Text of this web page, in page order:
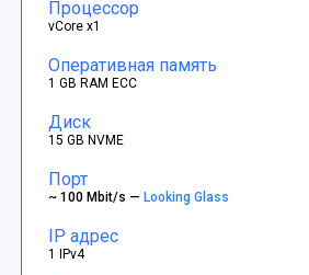
Процессор
vCore x1
Оперативная память
1 GB RAM ECC
Диск
15 GB NVME
Порт
~ 100 Mbit/s —Looking Glass
IP адрес
1 IPv4